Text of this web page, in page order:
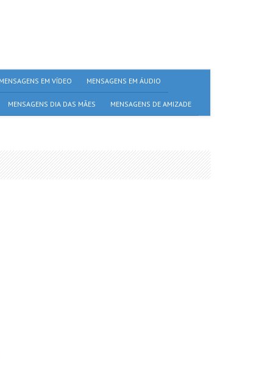
MENSAGENS EM VÍDEO MENSAGENS EM ÁUDIO
MENSAGENS DIA DAS MÃES MENSAGENS DE AMIZADE